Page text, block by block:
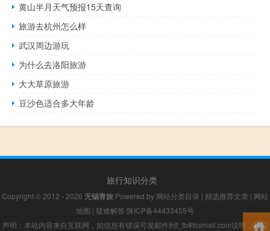
黄山半月天气预报15天查询
旅游去杭州怎么样
武汉周边游玩
为什么去洛阳旅游
大大草原旅游
豆沙色适合多大年龄
旅行知识分类
Copyright © 2012 - 2026 无锡青旅 Powered by 网站分类目录 | 精选推荐文章 | 网站
地图 | 疑难解答 陕ICP备44433455号
声明：本站内容来自互联网，如信息有错误可发邮件到f_fb#foxmail.com说明，我们